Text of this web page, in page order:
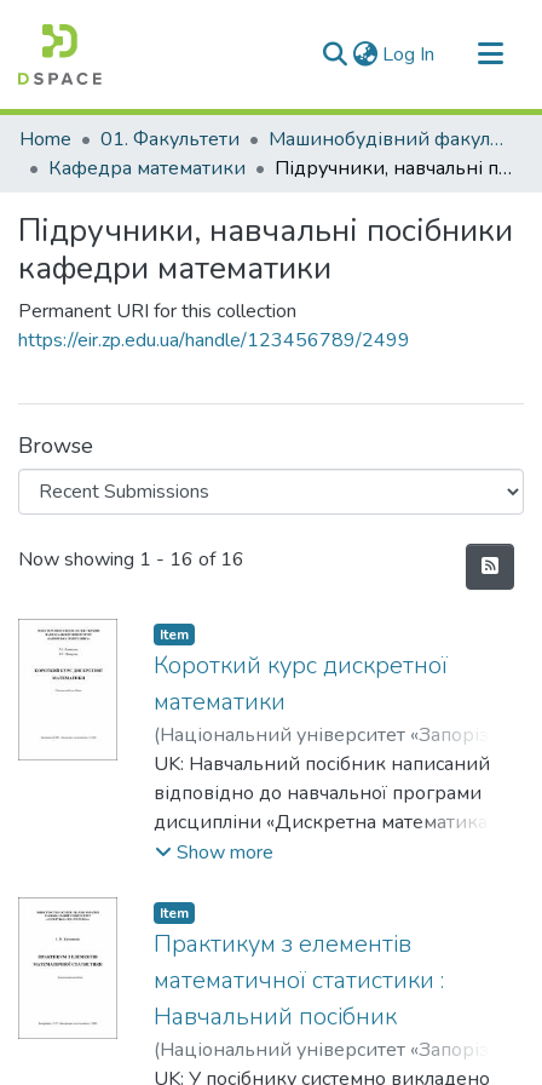
Log In (current)
Communities & Collections
All of DSpace
Home 01. Факультети
Машинобудівний факультет
Кафедра математики
Підручники, навчальні посібники кафедри математики
Підручники, навчальні посібники
кафедри математики
Permanent URI for this collection
https://eir.zp.edu.ua/handle/123456789/2499
Browse
Recent Submissions
Now showing 1 - 16 of 16
Item
Короткий курс дискретної
математики
(Національний університет «Запорізька
політехніка»,2026)Левицька, Тетяна
Ігорівна;Levytska, Tetyana Igorivna;
Пожуєва, Ірина Сергіївна;Pozhueva, Iryna
Sergiivna
UK: Навчальний посібник написаний
відповідно до навчальної програми
дисципліни «Дискретна математика»,
як складової багатоступеневої
спеціальностей. У виданні стисло і
доступно викладено основний
теоретичний матеріал, та для кожної
теми розв'язано достатню кількість
прикладів, що є важливим при освоєнні
матеріалу.
Show more
Item
Практикум з елементів
математичної статистики :
Навчальний посібник
(Національний університет «Запорізька
політехніка»,2026)Килимник, Ірина
UK: У посібнику системно викладено